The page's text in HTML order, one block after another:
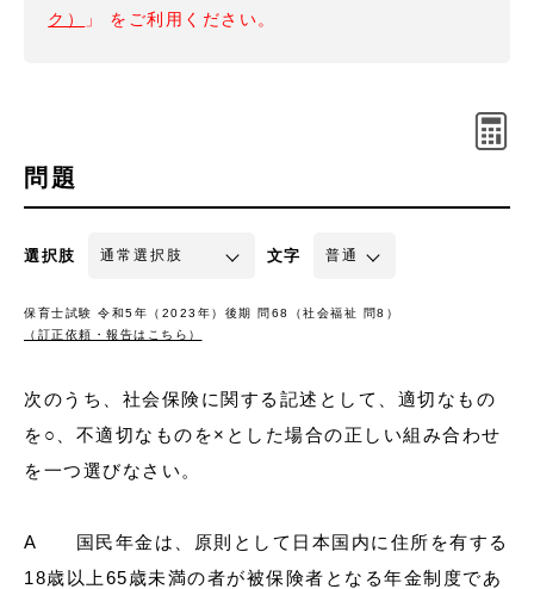
ク）
」 をご利用ください。
問題
選択肢 文字
保育士試験 令和5年（2023年）後期 問68（社会福祉 問8）
（訂正依頼・報告はこちら）
次のうち、社会保険に関する記述として、適切なもの
を○、不適切なものを×とした場合の正しい組み合わせ
を一つ選びなさい。
A 国民年金は、原則として日本国内に住所を有する
18歳以上65歳未満の者が被保険者となる年金制度であ